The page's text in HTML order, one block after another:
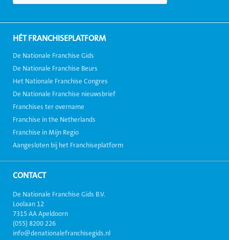
HÉT FRANCHISEPLATFORM
De Nationale Franchise Gids
De Nationale Franchise Beurs
Het Nationale Franchise Congres
De Nationale Franchise nieuwsbrief
Franchises ter overname
Franchise in the Netherlands
Franchise in Mijn Regio
Aangesloten bij het Franchiseplatform
CONTACT
De Nationale Franchise Gids B.V.
Loolaan 12
7315 AA Apeldoorn
(055) 8200 226
info@denationalefranchisegids.nl